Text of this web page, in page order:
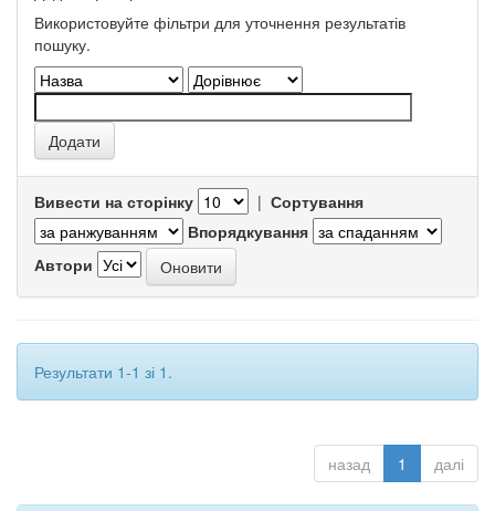
Використовуйте фільтри для уточнення результатів
пошуку.
Вивести на сторінку | Сортування
Впорядкування
Автори
Результати 1-1 зі 1.
назад 1 далі